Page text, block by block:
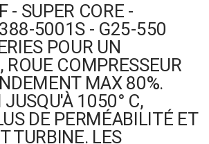
- SUPER CORE -
5001S - G25-550
POUR UN
COMPRESSEUR
MAX 80%.
1050° C,
DE PERMÉABILITÉ ET
TURBINE. LES